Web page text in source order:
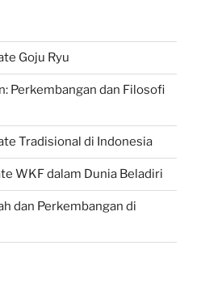
Goju Ryu
Perkembangan dan Filosofi
Tradisional di Indonesia
WKF dalam Dunia Beladiri
dan Perkembangan di